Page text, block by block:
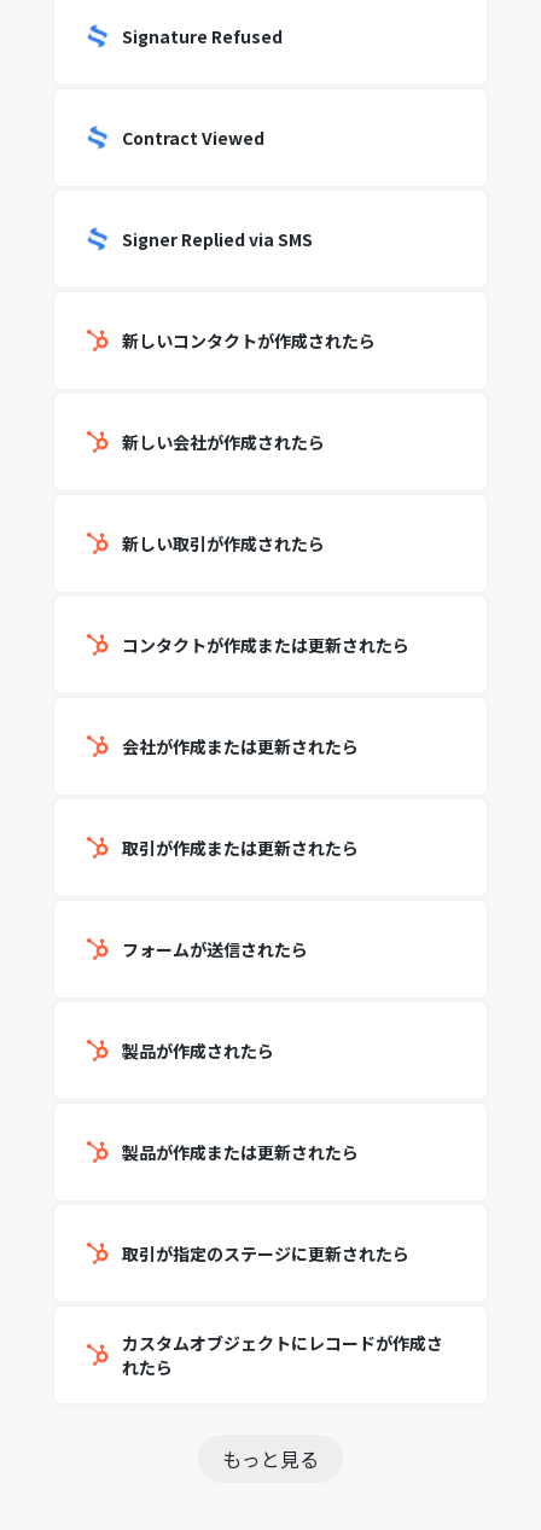
Signature Refused
Contract Viewed
Signer Replied via SMS
新しいコンタクトが作成されたら
新しい会社が作成されたら
新しい取引が作成されたら
コンタクトが作成または更新されたら
会社が作成または更新されたら
取引が作成または更新されたら
フォームが送信されたら
製品が作成されたら
製品が作成または更新されたら
取引が指定のステージに更新されたら
カスタムオブジェクトにレコードが作成さ
れたら
もっと見る